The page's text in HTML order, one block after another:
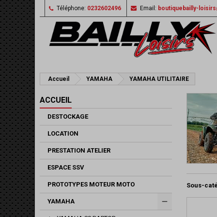
Téléphone: 0232602496 Email: boutiquebailly-
Accueil YAMAHA YAMAHA UTILITAIRE
ACCUEIL
DESTOCKAGE
LOCATION
PRESTATION ATELIER
ESPACE SSV
PROTOTYPES MOTEUR MOTO
YAMAHA
Sous-